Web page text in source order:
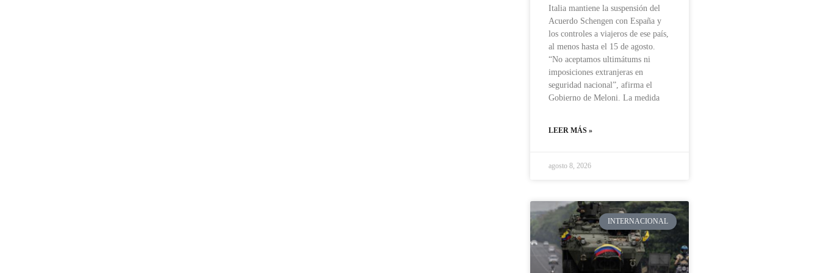
Italia mantiene la suspensión del
Acuerdo Schengen con España y
los controles a viajeros de ese país,
al menos hasta el 15 de agosto.
“No aceptamos ultimátums ni
imposiciones extranjeras en
seguridad nacional”, afirma el
Gobierno de Meloni. La medida
LEER MÁS »
agosto 8, 2026
INTERNACIONAL